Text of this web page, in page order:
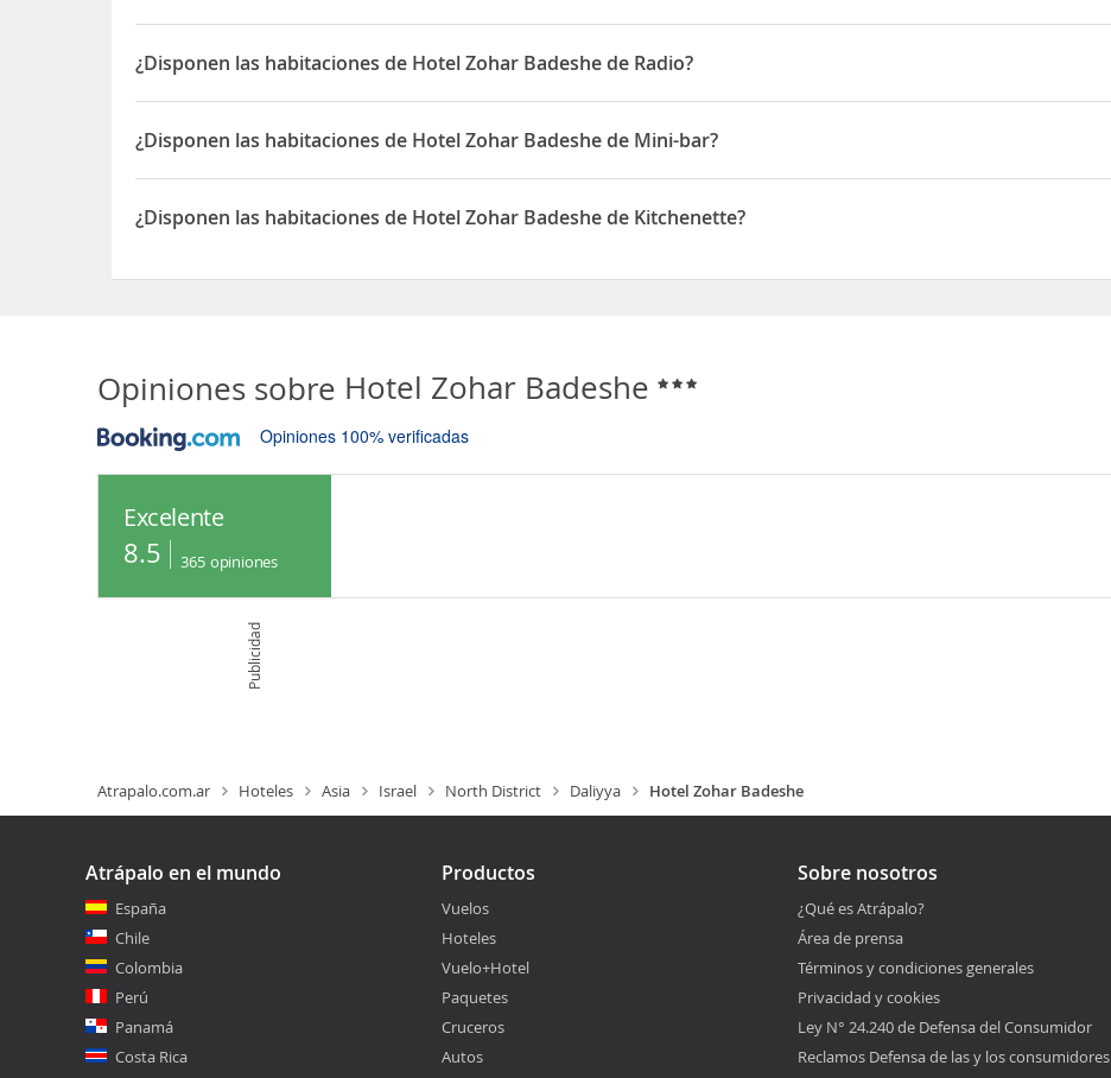
Sí, las habitaciones del Hotel Zohar Badeshe disponen de Aire acondicionado
¿Disponen las habitaciones de Hotel Zohar Badeshe de Radio?
Sí, las habitaciones del Hotel Zohar Badeshe disponen de Radio
¿Disponen las habitaciones de Hotel Zohar Badeshe de Mini-bar?
Sí, las habitaciones del Hotel Zohar Badeshe disponen de Mini-bar
¿Disponen las habitaciones de Hotel Zohar Badeshe de Kitchenette?
Opiniones sobre Hotel Zohar Badeshe
Opiniones 100% verificadas
Excelente
8.5 365 opiniones
Publicidad
Atrapalo.com.ar Hoteles Asia Israel North District Daliyya Hotel Zohar Badeshe
Atrápalo en el mundo
España
Chile
Colombia
Perú
Panamá
Costa Rica
Productos
Vuelos
Hoteles
Vuelo+Hotel
Paquetes
Cruceros
Autos
Sobre nosotros
¿Qué es Atrápalo?
Área de prensa
Términos y condiciones generales
Privacidad y cookies
Ley N° 24.240 de Defensa del Consumidor
Reclamos Defensa de las y los consumidores